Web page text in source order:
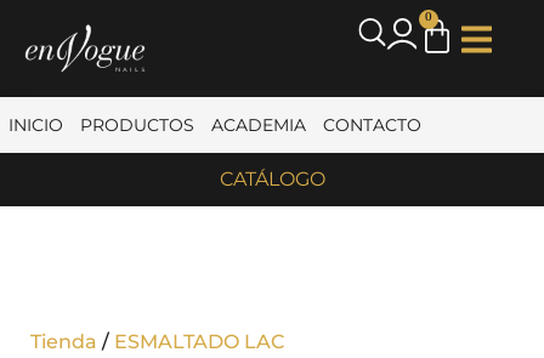
0
INICIO PRODUCTOS ACADEMIA CONTACTO
CATÁLOGO
Tienda / ESMALTADO LAC